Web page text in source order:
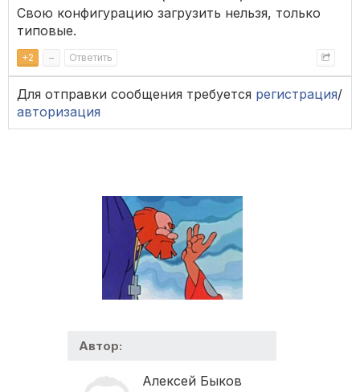
Свою конфигурацию загрузить нельзя, только
типовые.
+2 – Ответить
Для отправки сообщения требуется регистрация/
авторизация
Автор:
Алексей Быков